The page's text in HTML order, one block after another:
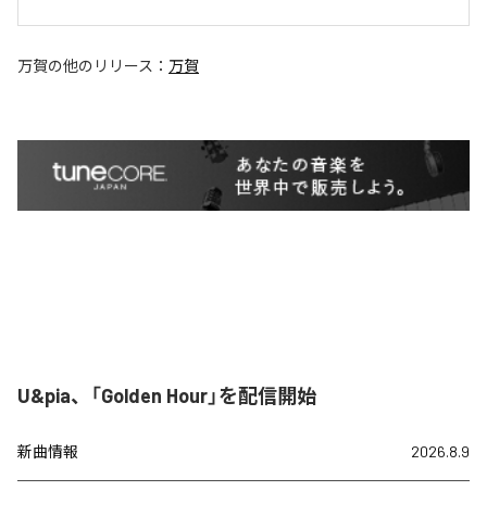
万賀の他のリリース： 万賀
U&pia、「Golden Hour」を配信開始
新曲情報 2026.8.9